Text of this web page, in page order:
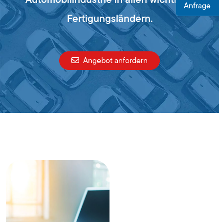
Fertigungsländern.
Angebot anfordern
Anfrage